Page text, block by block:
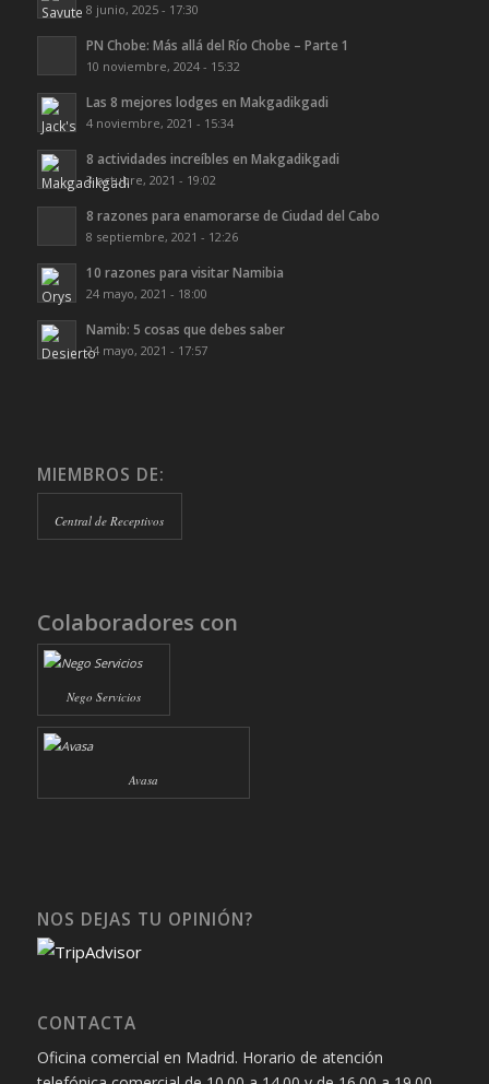
8 junio, 2025 - 17:30
PN Chobe: Más allá del Río Chobe – Parte 1
10 noviembre, 2024 - 15:32
Las 8 mejores lodges en Makgadikgadi
4 noviembre, 2021 - 15:34
8 actividades increíbles en Makgadikgadi
3 octubre, 2021 - 19:02
8 razones para enamorarse de Ciudad del Cabo
8 septiembre, 2021 - 12:26
10 razones para visitar Namibia
24 mayo, 2021 - 18:00
Namib: 5 cosas que debes saber
24 mayo, 2021 - 17:57
MIEMBROS DE:
Central de Receptivos
Colaboradores con
Nego Servicios
Avasa
NOS DEJAS TU OPINIÓN?
CONTACTA
Oficina comercial en Madrid. Horario de atención